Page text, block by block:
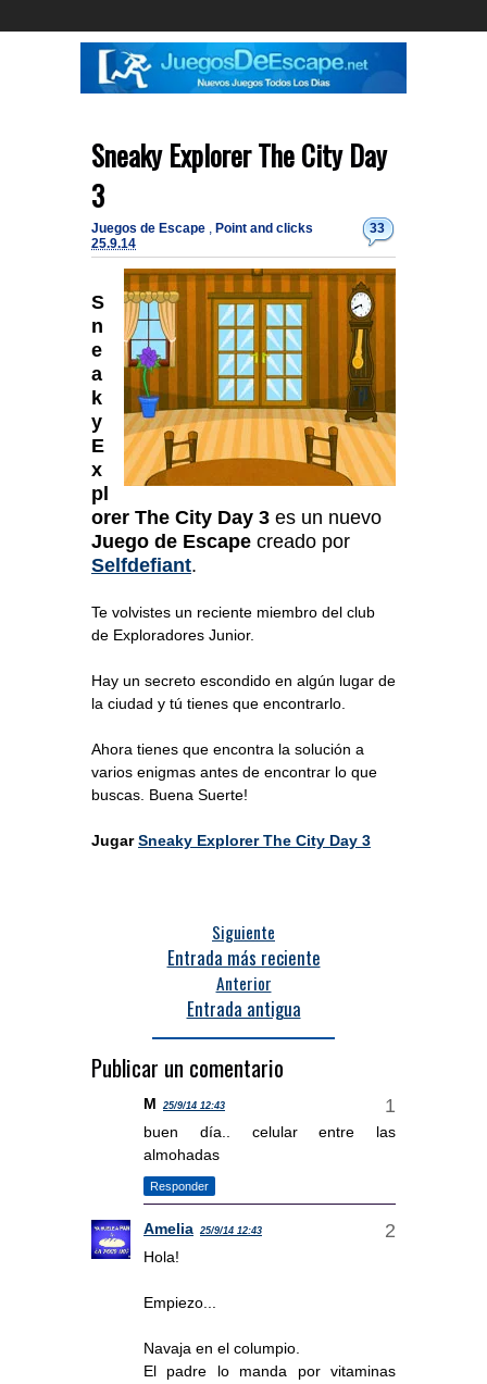
Sneaky Explorer The City Day
3
33
Juegos de Escape , Point and clicks
25.9.14
S
n
e
a
k
y
E
x
pl
orer The City Day 3 es un nuevo
Juego de Escape creado por
Selfdefiant.
Te volvistes un reciente miembro del club
de Exploradores Junior.
Hay un secreto escondido en algún lugar de
la ciudad y tú tienes que encontrarlo.
Ahora tienes que encontra la solución a
varios enigmas antes de encontrar lo que
buscas. Buena Suerte!
JugarSneaky Explorer The City Day 3
Siguiente
Entrada más reciente
Anterior
Entrada antigua
Publicar un comentario
M 25/9/14 12:43
buen día.. celular entre las
almohadas
Responder
Amelia 25/9/14 12:43
Hola!
Empiezo...
Navaja en el columpio.
El padre lo manda por vitaminas